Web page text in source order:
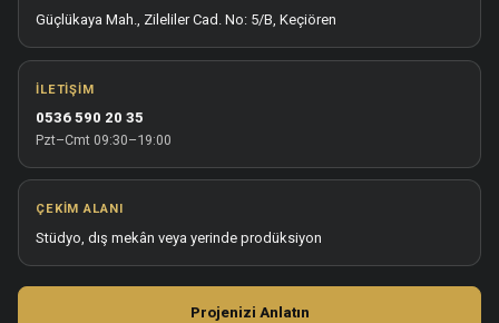
Güçlükaya Mah., Zileliler Cad. No: 5/B, Keçiören
İLETIŞIM
0536 590 20 35
Pzt–Cmt 09:30–19:00
ÇEKIM ALANI
Stüdyo, dış mekân veya yerinde prodüksiyon
Projenizi Anlatın